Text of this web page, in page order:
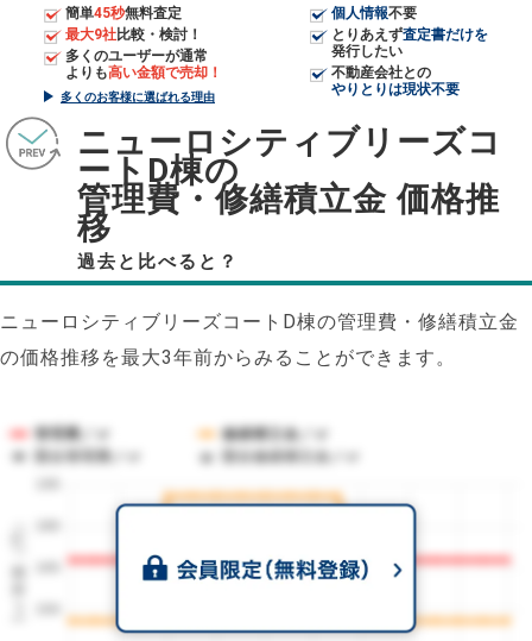
簡単45秒無料査定
最大9社比較・検討！
多くのユーザーが通常
よりも高い金額で売却！
多くのお客様に選ばれる理由
個人情報不要
とりあえず査定書だけを
発行したい
不動産会社との
やりとりは現状不要
ニューロシティブリーズコ
ートD棟の
管理費・修繕積立金 価格推
移
過去と比べると？
ニューロシティブリーズコートD棟の管理費・修繕積立金
の価格推移を最大3年前からみることができます。
1㎡単価（円）
管理費／㎡
修繕積立金／㎡
競合管理費／㎡
競合修繕積立金／㎡